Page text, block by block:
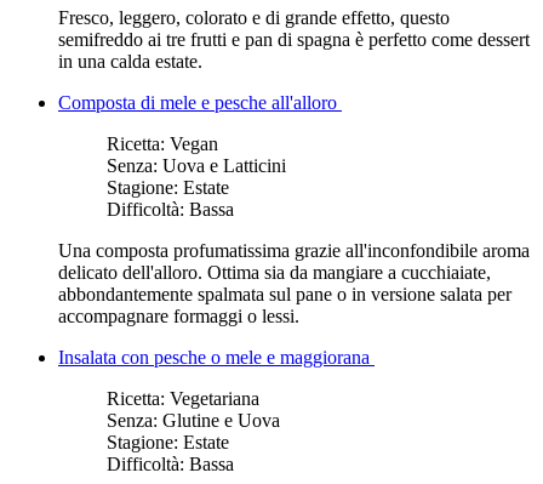
Fresco, leggero, colorato e di grande effetto, questo
semifreddo ai tre frutti e pan di spagna è perfetto come dessert
in una calda estate.
Composta di mele e pesche all'alloro
Ricetta: Vegan
Senza: Uova e Latticini
Stagione: Estate
Difficoltà: Bassa
Una composta profumatissima grazie all'inconfondibile aroma
delicato dell'alloro. Ottima sia da mangiare a cucchiaiate,
abbondantemente spalmata sul pane o in versione salata per
accompagnare formaggi o lessi.
Insalata con pesche o mele e maggiorana
Ricetta: Vegetariana
Senza: Glutine e Uova
Stagione: Estate
Difficoltà: Bassa